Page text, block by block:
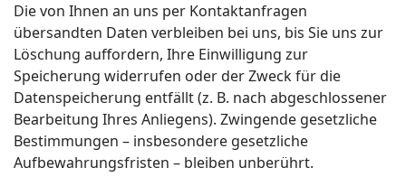
Die von Ihnen an uns per Kontaktanfragen
übersandten Daten verbleiben bei uns, bis Sie uns zur
Löschung auffordern, Ihre Einwilligung zur
Speicherung widerrufen oder der Zweck für die
Datenspeicherung entfällt (z. B. nach abgeschlossener
Bearbeitung Ihres Anliegens). Zwingende gesetzliche
Bestimmungen – insbesondere gesetzliche
Aufbewahrungsfristen – bleiben unberührt.